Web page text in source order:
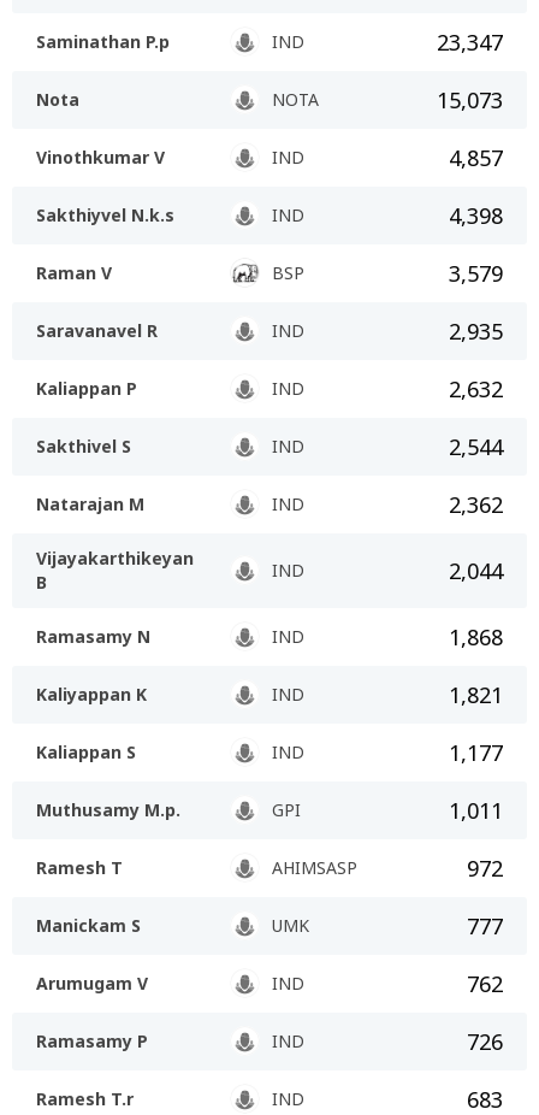
Saminathan P.p IND 23,347
Nota NOTA 15,073
Vinothkumar V IND 4,857
Sakthiyvel N.k.s IND 4,398
Raman V BSP 3,579
Saravanavel R IND 2,935
Kaliappan P IND 2,632
Sakthivel S IND 2,544
Natarajan M IND 2,362
Vijayakarthikeyan
B
IND 2,044
Ramasamy N IND 1,868
Kaliyappan K IND 1,821
Kaliappan S IND 1,177
Muthusamy M.p. GPI 1,011
Ramesh T AHIMSASP 972
Manickam S UMK 777
Arumugam V IND 762
Ramasamy P IND 726
Ramesh T.r IND 683